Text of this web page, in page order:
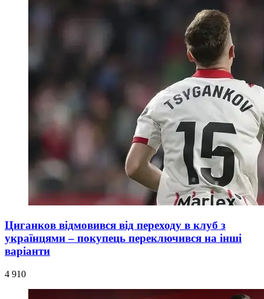
Циганков відмовився від переходу в клуб з
українцями – покупець переключився на інші
варіанти
4 910